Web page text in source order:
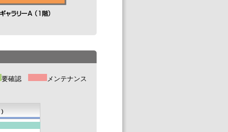
要確認
メンテナンス